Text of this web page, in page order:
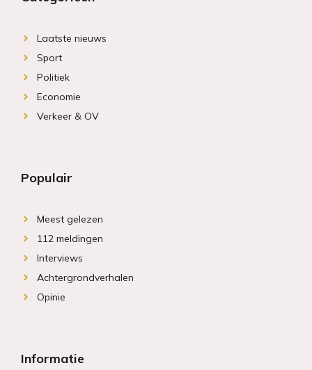
Laatste nieuws
Sport
Politiek
Economie
Verkeer & OV
Populair
Meest gelezen
112 meldingen
Interviews
Achtergrondverhalen
Opinie
Informatie